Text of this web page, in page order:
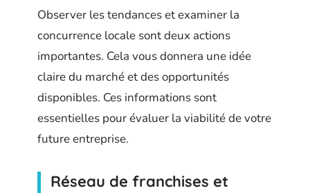
Observer les tendances et examiner la
concurrence locale sont deux actions
importantes. Cela vous donnera une idée
claire du marché et des opportunités
disponibles. Ces informations sont
essentielles pour évaluer la viabilité de votre
future entreprise.
Réseau de franchises et